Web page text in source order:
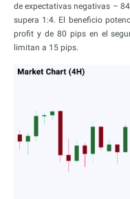
de expectativas negativas –
supera 1:4. El beneficio
profit y de 80 pips en el
limitan a 15 pips.